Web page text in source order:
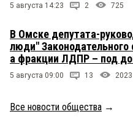
5 августа 14:23 2 725
В Омске депутата-
люди"
а фракции ЛДПР – под
5 августа 09:00 13 2023
Все новости общества →